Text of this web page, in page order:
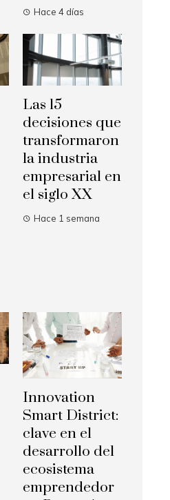
Hace 4 días
Las 15
decisiones que
transformaron
la industria
empresarial en
el siglo XX
Hace 1 semana
Innovation
Smart District:
clave en el
desarrollo del
ecosistema
emprendedor